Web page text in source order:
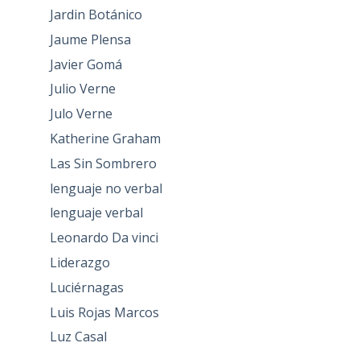
Jardin Botánico
Jaume Plensa
Javier Gomá
Julio Verne
Julo Verne
Katherine Graham
Las Sin Sombrero
lenguaje no verbal
lenguaje verbal
Leonardo Da vinci
Liderazgo
Luciérnagas
Luis Rojas Marcos
Luz Casal